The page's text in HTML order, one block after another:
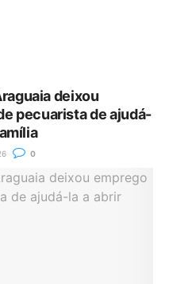
deixou
pecuarista de ajudá-
0